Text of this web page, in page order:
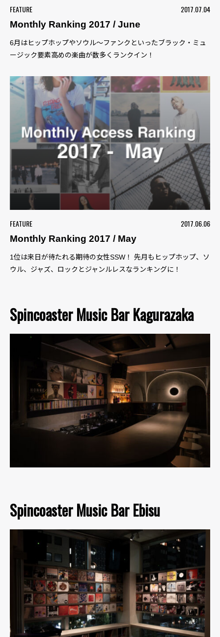
FEATURE
2017.07.04
Monthly Ranking 2017 / June
6月はヒップホップやソウル〜ファンクといったブラック・ミュ
ージック要素高めの楽曲が数多くランクイン！
FEATURE
2017.06.06
Monthly Ranking 2017 / May
1位は来日が待たれる期待の女性SSW！ 先月もヒップホップ、ソ
ウル、ジャズ、ロックとジャンルレスなランキングに！
Spincoaster Music Bar Kagurazaka
Spincoaster Music Bar Ebisu